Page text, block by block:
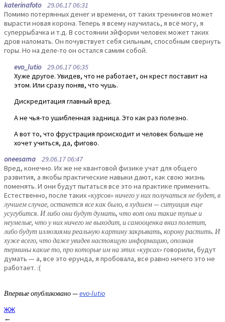
katerinafoto29.06.17 06:31
Помимо потерянных денег и времени, от таких тренингов может
вырасти новая корона. Теперь я всему научилась, я всё могу, я
суперрыбачка и т.д. В состоянии эйфории человек может таких
дров наломать. Он почувствует себя сильным, способным свернуть
горы. Но на деле-то он остался самим собой.
evo_lutio29.06.17 06:35
Хуже другое. Увидев, что не работает, он крест поставит на
этом. Или сразу поняв, что чушь.
Дискредитация главный вред.
А не чья-то ушибленная задница. Это как раз полезно.
А вот то, что фрустрация происходит и человек больше не
хочет учиться, да, фигово.
oneesama 29.06.17 06:47
Вред, конечно. Их же не квантовой физике учат для общего
развития, а якобы практические навыки дают, как свою жизнь
поменять. И они будут пытаться все это на практике применить.
Естественно, после таких«курсов» ничего у них получаться не будет, в
лучшем случае, останется все как было, в худшем — ситуация еще
усугубится. И либо они будут думать, что вот они такие тупые и
неумелые, что у них ничего не выходит, и самооценка вниз полетит,
либо будут иллюзиями реальную картину закрывать, корону растить. И
хуже всего, что даже увидев настоящую информацию, опознав
термины какие то, про которые им на этих «курсах»говорили, будут
думать — а, все это ерунда, я пробовала, все равно ничего это не
работает. :(
Впервые опубликовано —evo-lutio
ЖЖ
←